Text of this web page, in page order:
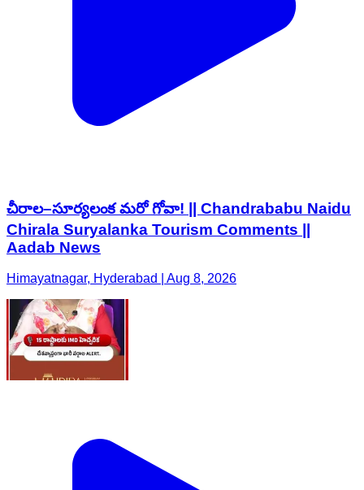
చీరాల–సూర్యలంక మరో గోవా! || Chandrababu Naidu
Chirala Suryalanka Tourism Comments ||
Aadab News
Himayatnagar, Hyderabad | Aug 8, 2026